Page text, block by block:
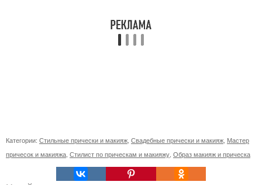
Категории: Стильные прически и макияж, Свадебные прически и макияж, Мастер
причесок и макияжа, Стилист по прическам и макияжу, Образ макияж и прическа